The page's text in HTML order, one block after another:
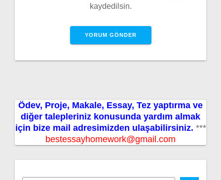
kaydedilsin.
Ödev, Proje, Makale, Essay, Tez yaptırma ve
diğer talepleriniz konusunda yardım almak
için bize mail adresimizden ulaşabilirsiniz. ***
bestessayhomework@gmail.com